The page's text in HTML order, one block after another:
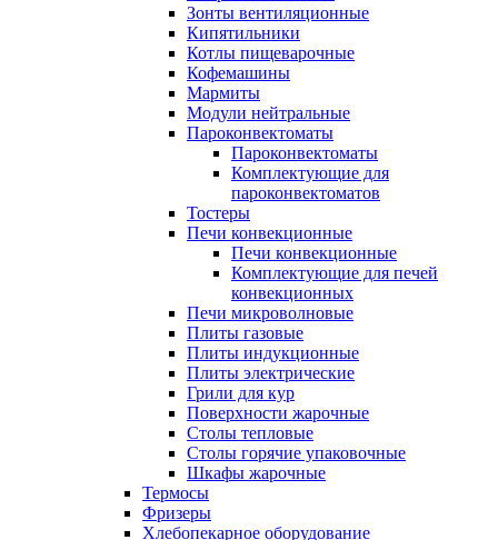
Зонты вентиляционные
Кипятильники
Котлы пищеварочные
Кофемашины
Мармиты
Модули нейтральные
Пароконвектоматы
Пароконвектоматы
Комплектующие для
пароконвектоматов
Тостеры
Печи конвекционные
Печи конвекционные
Комплектующие для печей
конвекционных
Печи микроволновые
Плиты газовые
Плиты индукционные
Плиты электрические
Грили для кур
Поверхности жарочные
Столы тепловые
Столы горячие упаковочные
Шкафы жарочные
Термосы
Фризеры
Хлебопекарное оборудование